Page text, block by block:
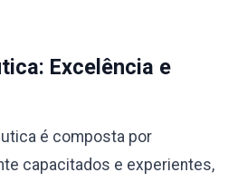
Excelência e
é composta por
capacitados e experientes,